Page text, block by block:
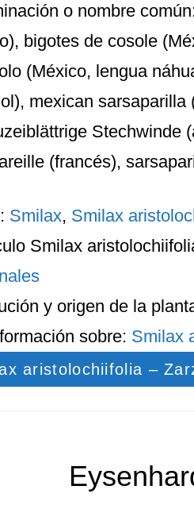
o nombre
bigotes de cosole
(México, lengua
mexican
Stechwinde
(francés),
Smilax, Smilax
Smilax
y origen de la
sobre: Smilax
aristolochiifolia –